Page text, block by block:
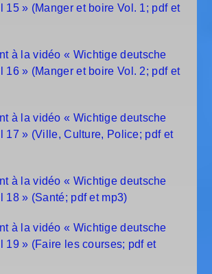
15 » (Manger et boire Vol. 1; pdf et
à la vidéo « Wichtige deutsche
16 » (Manger et boire Vol. 2; pdf et
à la vidéo « Wichtige deutsche
17 » (Ville, Culture, Police; pdf et
à la vidéo « Wichtige deutsche
18 » (Santé; pdf et mp3)
à la vidéo « Wichtige deutsche
19 » (Faire les courses; pdf et